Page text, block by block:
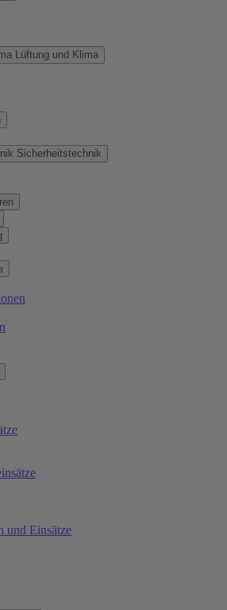
Lüftung und Klima
Sicherheitstechnik
und Einsätze